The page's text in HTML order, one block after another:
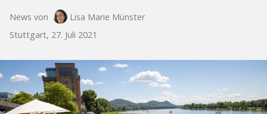
News von
Lisa Marie Münster
Stuttgart, 27. Juli 2021